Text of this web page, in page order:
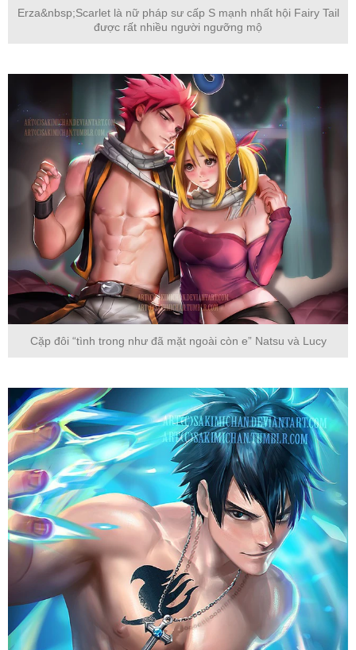
Erza&nbsp;Scarlet là nữ pháp sư cấp S mạnh nhất hội Fairy Tail
được rất nhiều người ngưỡng mộ
Cặp đôi “tình trong như đã mặt ngoài còn e” Natsu và Lucy